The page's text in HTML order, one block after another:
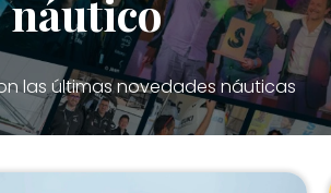
náutico
las últimas novedades náuticas